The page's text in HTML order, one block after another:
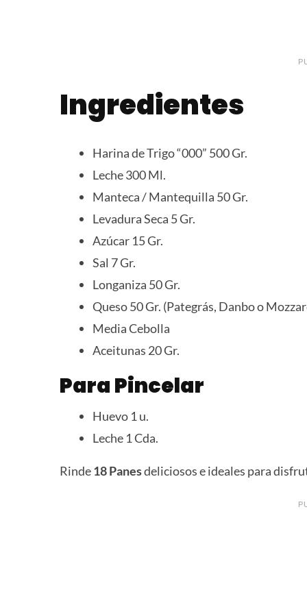
Ingredientes
Harina de Trigo “000” 500 Gr.
Leche 300 Ml.
Manteca / Mantequilla 50 Gr.
Levadura Seca 5 Gr.
Azúcar 15 Gr.
Sal 7 Gr.
Longaniza 50 Gr.
Queso 50 Gr. (Pategrás, Danbo o
Media Cebolla
Aceitunas 20 Gr.
Para Pincelar
Huevo 1 u.
Leche 1 Cda.
Rinde18 Panesdeliciosos e ideales para